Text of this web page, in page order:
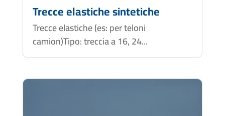
Trecce elastiche sintetiche
Trecce elastiche (es: per teloni
camion)Tipo: treccia a 16, 24...